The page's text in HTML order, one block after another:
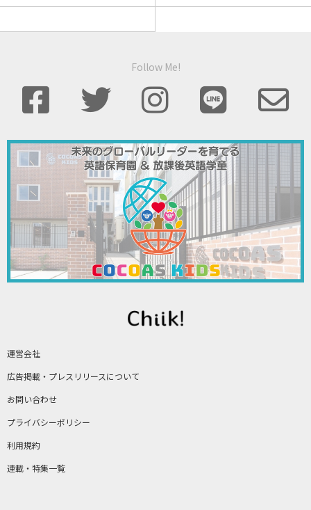
運営会社
広告掲載・プレスリリースについて
お問い合わせ
プライバシーポリシー
利用規約
連載・特集一覧
Follow Me!